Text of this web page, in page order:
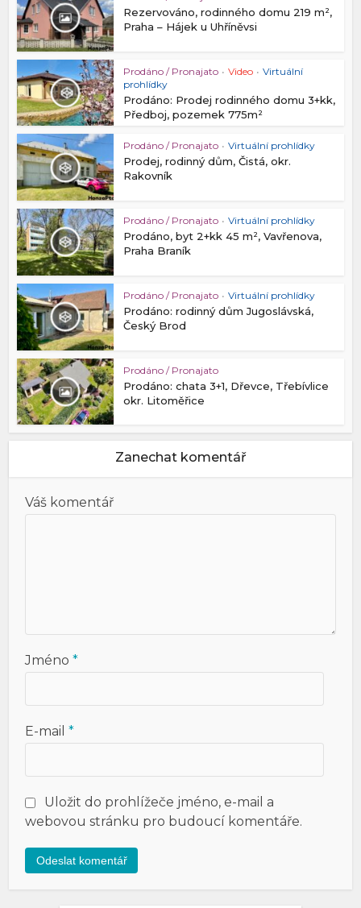
Rezervováno, rodinného domu 219 m²,
Praha – Hájek u Uhříněvsi
Prodáno / Pronajato • Video • Virtuální
prohlídky
Prodáno: Prodej rodinného domu 3+kk,
Předboj, pozemek 775m²
Prodáno / Pronajato • Virtuální prohlídky
Prodej, rodinný dům, Čistá, okr.
Rakovník
Prodáno / Pronajato • Virtuální prohlídky
Prodáno, byt 2+kk 45 m², Vavřenova,
Praha Braník
Prodáno / Pronajato • Virtuální prohlídky
Prodáno: rodinný dům Jugoslávská,
Český Brod
Prodáno / Pronajato
Prodáno: chata 3+1, Dřevce, Třebívlice
okr. Litoměřice
Zanechat komentář
Váš komentář
Jméno*
E-mail*
Uložit do prohlížeče jméno, e-mail a
webovou stránku pro budoucí komentáře.